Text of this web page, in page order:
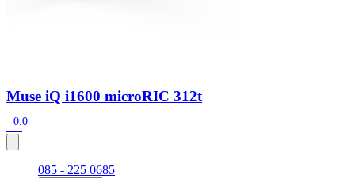
Muse iQ i1600 microRIC 312t
0.0
085 - 225 0685